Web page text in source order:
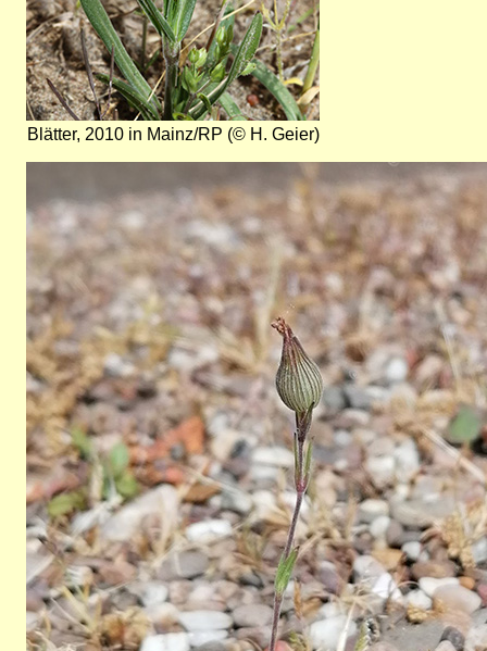
Blätter, 2010 in Mainz/RP (© H. Geier)